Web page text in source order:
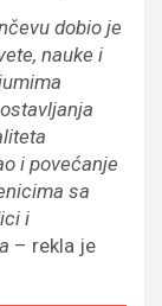
dobio je
nauke i
i povećanje
sa
i
– rekla je